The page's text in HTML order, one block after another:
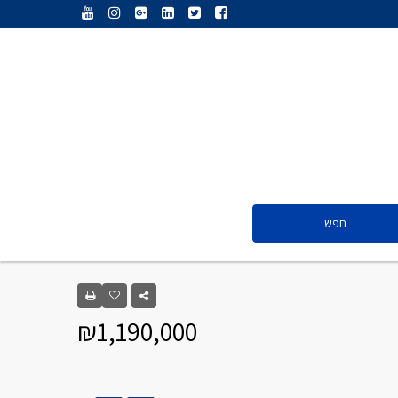
חפש
₪1,190,000